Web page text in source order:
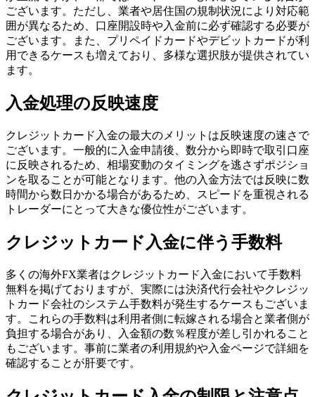
ございます。ただし、業者や居住国の規制状況により対応範
囲が異なるため、口座開設時や入金前に必ず確認する必要が
ございます。また、プリペイドカードやデビットカードが利
用できるケースも増えており、多様な選択肢が提供されてい
ます。
入金処理の反映速度
クレジットカード入金の最大のメリットは反映速度の速さで
ございます。一般的に入金申請後、数分から即時で取引口座
に反映されるため、相場変動のタイミングを逃さずポジショ
ンを取ることが可能となります。他の入金方法では反映に数
時間から数日かかる場合があるため、スピードを重視される
トレーダーにとって大きな優位性がございます。
クレジットカード入金に伴う手数料
多くの海外FX業者はクレジットカード入金において手数料
無料を掲げておりますが、実際には決済代行会社やクレジッ
トカード会社のシステム手数料が発生するケースもございま
す。これらの手数料は利用者側に転嫁される場合と業者側が
負担する場合があり、入金額の数％程度が差し引かれること
もございます。事前に業者の利用規約や入金ページで詳細を
確認することが肝要です。